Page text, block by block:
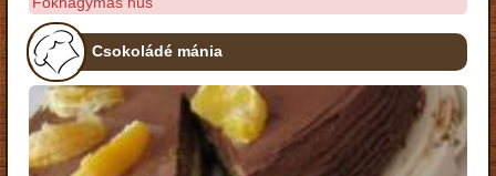
Csokoládé mánia